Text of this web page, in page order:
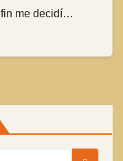
fin me decidí…